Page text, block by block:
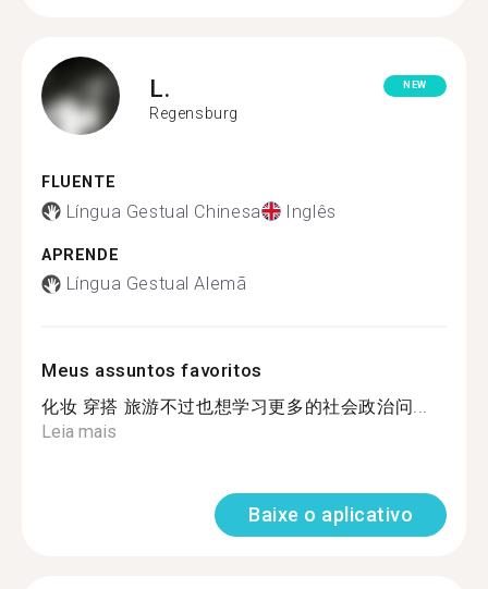
L.
Regensburg
NEW
FLUENTE
Língua Gestual Chinesa Inglês
APRENDE
Língua Gestual Alemã
Meus assuntos favoritos
化妆 穿搭 旅游不过也想学习更多的社会政治问...
Leia mais
Baixe o aplicativo